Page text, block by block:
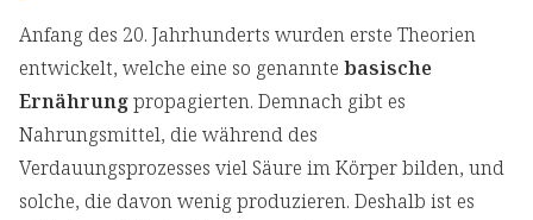
Anfang des 20. Jahrhunderts wurden erste Theorien
entwickelt, welche eine so genannte basische
Ernährungpropagierten. Demnach gibt es
Nahrungsmittel, die während des
Verdauungsprozesses viel Säure im Körper bilden, und
solche, die davon wenig produzieren. Deshalb ist es